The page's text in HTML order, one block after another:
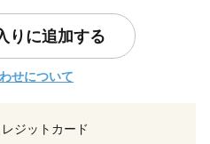
りに追加する
せについて
レジットカード